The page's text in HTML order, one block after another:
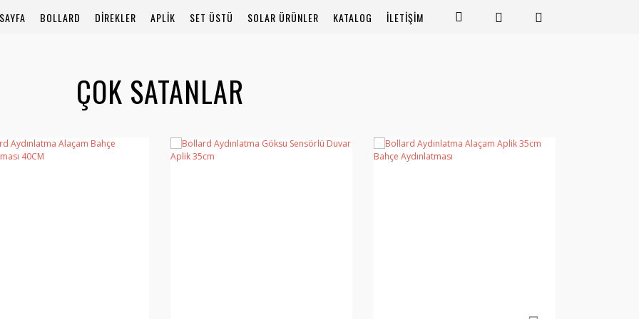
BOLLARD DİREKLER APLİK SET ÜSTÜ SOLAR ÜRÜNLER KATALOG İLETİŞİM
ÇOK SATANLAR